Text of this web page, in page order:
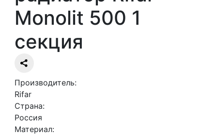
Monolit 500 1
секция
Производитель:
Rifar
Страна:
Россия
Материал: